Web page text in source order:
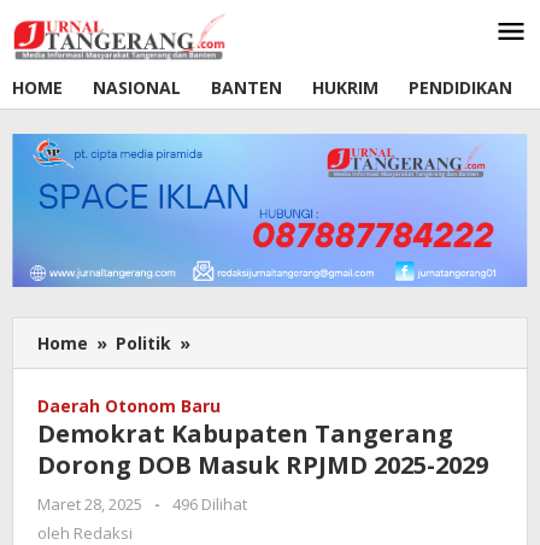
ke
konten
HOME
NASIONAL BANTEN HUKRIM PENDIDIKAN
Home » Politik »
Kabupaten
Dorong
DOB
Masuk
RPJMD
Daerah Otonom Baru
Demokrat Kabupaten Tangerang
Dorong DOB Masuk RPJMD 2025-2029
Maret 28, 2025
oleh
-
496 Dilihat
oleh Redaksi